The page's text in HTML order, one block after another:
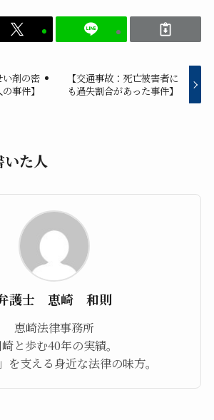
い剤の密
事件】
【交通事故：死亡被害者に
も過失割合があった事件】
いた人
護士 恵崎 和則
恵崎法律事務所
と歩む40年の実績。
を支える身近な法律の味方。